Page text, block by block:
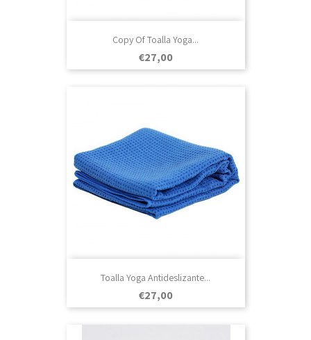
Copy Of Toalla Yoga...
Prezo
€27,00
Toalla Yoga Antideslizante...
Prezo
€27,00